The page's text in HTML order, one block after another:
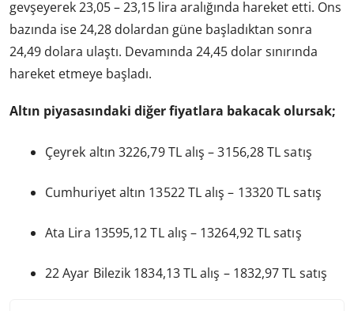
gevşeyerek 23,05 – 23,15 lira aralığında hareket etti. Ons
bazında ise 24,28 dolardan güne başladıktan sonra
24,49 dolara ulaştı. Devamında 24,45 dolar sınırında
hareket etmeye başladı.
Altın piyasasındaki diğer fiyatlara bakacak olursak;
Çeyrek altın 3226,79 TL alış – 3156,28 TL satış
Cumhuriyet altın 13522 TL alış – 13320 TL satış
Ata Lira 13595,12 TL alış – 13264,92 TL satış
22 Ayar Bilezik 1834,13 TL alış – 1832,97 TL satış